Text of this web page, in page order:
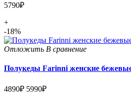
5790₽
+
-18%
Отложить В сравнение
Полукеды Farinni женские
4890₽ 5990₽